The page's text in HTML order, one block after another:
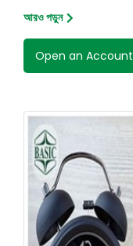
আরও পড়ুন
Open an Account